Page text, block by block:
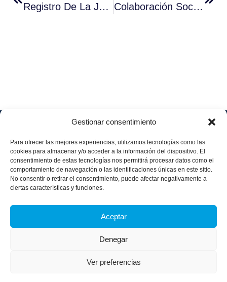
Gestionar consentimiento
Para ofrecer las mejores experiencias, utilizamos tecnologías como las
cookies para almacenar y/o acceder a la información del dispositivo. El
consentimiento de estas tecnologías nos permitirá procesar datos como el
comportamiento de navegación o las identificaciones únicas en este sitio.
No consentir o retirar el consentimiento, puede afectar negativamente a
ciertas características y funciones.
Aceptar
Denegar
Ver preferencias
Registro De La Jornada Laboral Vía App Colaboración Social En Las Empresas Digitalmente Maduras
Soluciones
Data
Industria
4.0
Business
Industrial
Retail
Health &
Services
Travel &
Quiénes
Únete
a
aggity
Contacto
aggity
legal
Política
de
Privacid
ad
de
Política